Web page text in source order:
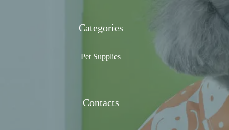
Categories
Pet Supplies
Contacts